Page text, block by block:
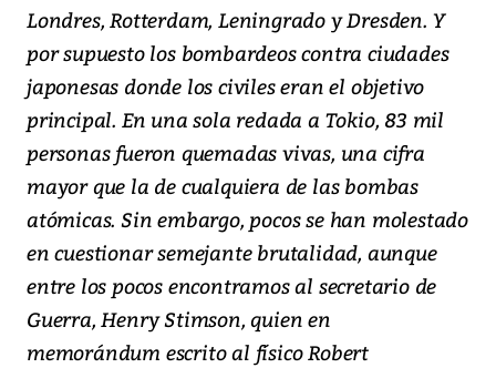
Londres, Rotterdam, Leningrado y Dresden. Y
por supuesto los bombardeos contra ciudades
japonesas donde los civiles eran el objetivo
principal. En una sola redada a Tokio, 83 mil
personas fueron quemadas vivas, una cifra
mayor que la de cualquiera de las bombas
atómicas. Sin embargo, pocos se han molestado
en cuestionar semejante brutalidad, aunque
entre los pocos encontramos al secretario de
Guerra, Henry Stimson, quien en
memorándum escrito al físico Robert